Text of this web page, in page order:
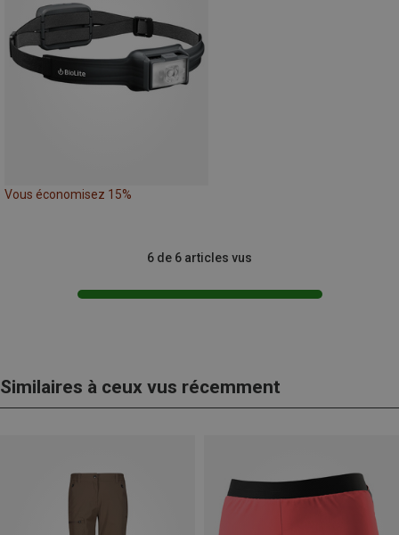
Vous économisez 15%
6 de 6 articles vus
Similaires à ceux vus récemment